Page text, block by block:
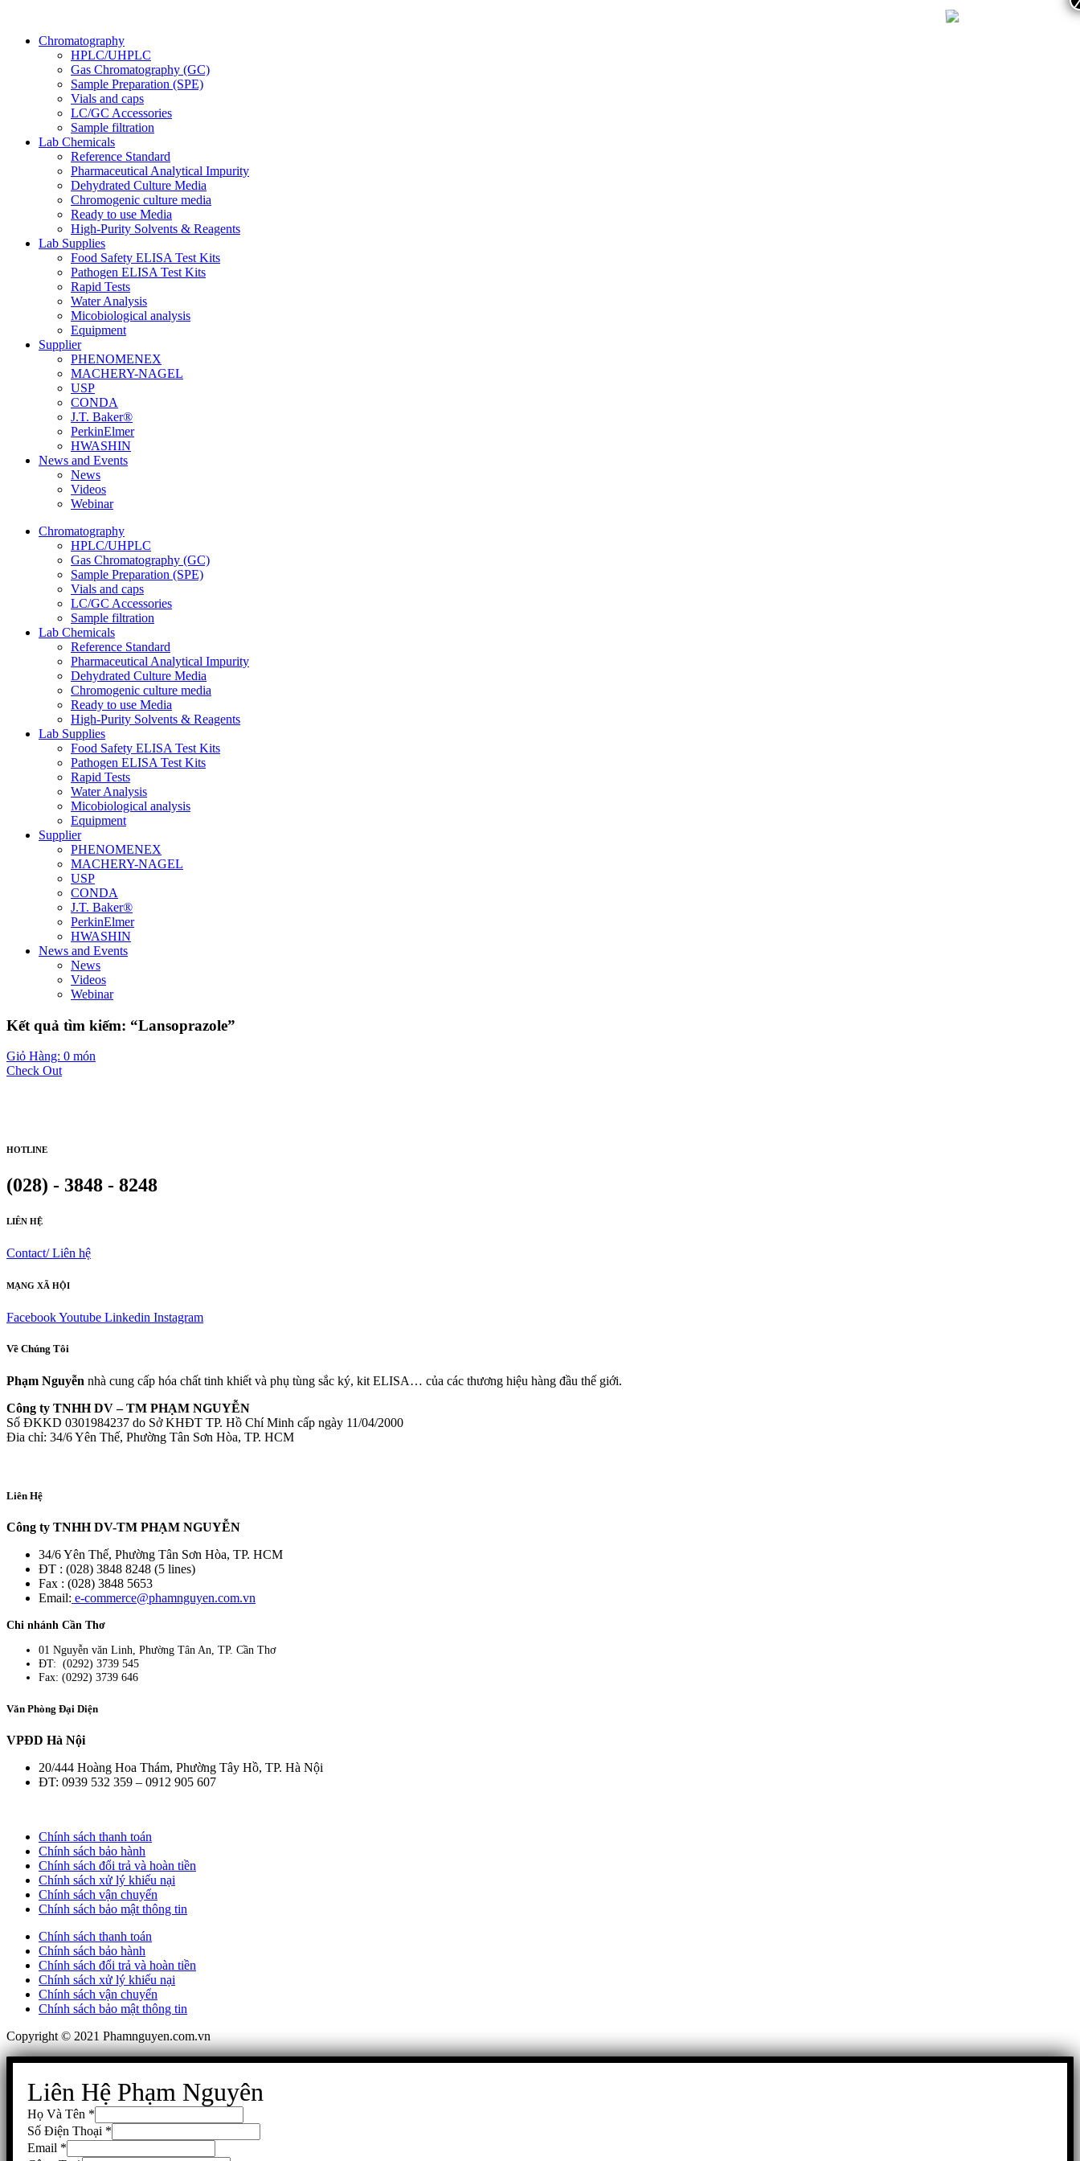
Chromatography
HPLC/UHPLC
Gas Chromatography (GC)
Sample Preparation (SPE)
Vials and caps
LC/GC Accessories
Sample filtration
Lab Chemicals
Reference Standard
Pharmaceutical Analytical Impurity
Dehydrated Culture Media
Chromogenic culture media
Ready to use Media
High-Purity Solvents & Reagents
Lab Supplies
Food Safety ELISA Test Kits
Pathogen ELISA Test Kits
Rapid Tests
Water Analysis
Micobiological analysis
Equipment
Supplier
PHENOMENEX
MACHERY-NAGEL
USP
CONDA
J.T. Baker®
PerkinElmer
HWASHIN
News and Events
News
Videos
Webinar
Chromatography
HPLC/UHPLC
Gas Chromatography (GC)
Sample Preparation (SPE)
Vials and caps
LC/GC Accessories
Sample filtration
Lab Chemicals
Reference Standard
Pharmaceutical Analytical Impurity
Dehydrated Culture Media
Chromogenic culture media
Ready to use Media
High-Purity Solvents & Reagents
Lab Supplies
Food Safety ELISA Test Kits
Pathogen ELISA Test Kits
Rapid Tests
Water Analysis
Micobiological analysis
Equipment
Supplier
PHENOMENEX
MACHERY-NAGEL
USP
CONDA
J.T. Baker®
PerkinElmer
HWASHIN
News and Events
News
Videos
Webinar
Kết quả tìm kiếm: “Lansoprazole”
Giỏ Hàng: 0 món
Check Out
HOTLINE
(028) - 3848 - 8248
LIÊN HỆ
Contact/ Liên hệ
MẠNG XÃ HỘI
FacebookYoutube Linkedin Instagram
Về Chúng Tôi
Phạm Nguyễn nhà cung cấp hóa chất tinh khiết và phụ tùng sắc ký, kit ELISA… của các thương hiệu hàng đầu thế giới.
Công ty TNHH DV – TM PHẠM NGUYỄN
Số ĐKKD 0301984237 do Sở KHĐT TP. Hồ Chí Minh cấp ngày 11/04/2000
Đia chỉ: 34/6 Yên Thế, Phường Tân Sơn Hòa, TP. HCM
Liên Hệ
Công ty TNHH DV-TM PHẠM NGUYỄN
34/6 Yên Thế, Phường Tân Sơn Hòa, TP. HCM
ĐT : (028) 3848 8248 (5 lines)
Fax : (028) 3848 5653
Email: e-commerce@phamnguyen.com.vn
Chi nhánh Cần Thơ
01 Nguyễn văn Linh, Phường Tân An, TP. Cần Thơ
ĐT: (0292) 3739 545
Fax: (0292) 3739 646
Văn Phòng Đại Diện
VPĐD Hà Nội
20/444 Hoàng Hoa Thám, Phường Tây Hồ, TP. Hà Nội
ĐT: 0939 532 359 – 0912 905 607
Chính sách thanh toán
Chính sách bảo hành
Chính sách đổi trả và hoàn tiền
Chính sách xử lý khiếu nại
Chính sách vận chuyển
Chính sách bảo mật thông tin
Chính sách thanh toán
Chính sách bảo hành
Chính sách đổi trả và hoàn tiền
Chính sách xử lý khiếu nại
Chính sách vận chuyển
Chính sách bảo mật thông tin
Copyright © 2021 Phamnguyen.com.vn
Liên Hệ Phạm Nguyên
Họ Và Tên *
Số Điện Thoại *
Email *